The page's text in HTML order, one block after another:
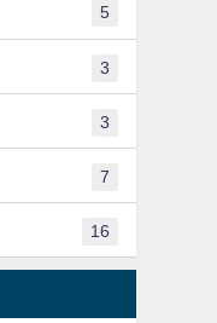
5
3
3
7
16